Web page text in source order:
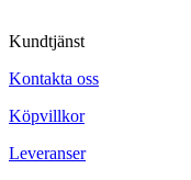
Kundtjänst
Kontakta oss
Köpvillkor
Leveranser